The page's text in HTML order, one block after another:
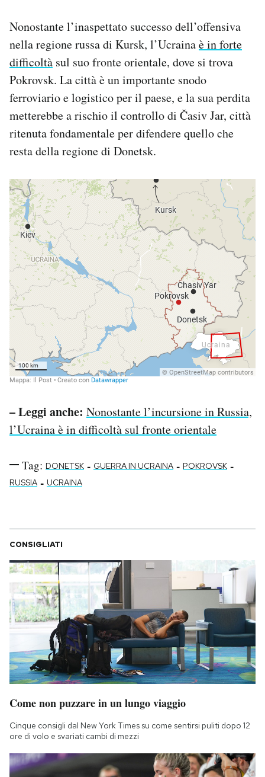
Nonostante l’inaspettato successo dell’offensiva
nella regione russa di Kursk, l’Ucrainaè in forte
difficoltà sul suo fronte orientale, dove si trova
Pokrovsk. La città è un importante snodo
ferroviario e logistico per il paese, e la sua perdita
metterebbe a rischio il controllo di Časiv Jar, città
ritenuta fondamentale per difendere quello che
resta della regione di Donetsk.
– Leggi anche: Nonostante l’incursione in Russia,
l’Ucraina è in difficoltà sul fronte orientale
Tag: DONETSK - GUERRA IN UCRAINA - POKROVSK -
RUSSIA - UCRAINA
CONSIGLIATI
Come non puzzare in un lungo viaggio
Cinque consigli dal New York Times su come sentirsi puliti dopo 12
ore di volo e svariati cambi di mezzi